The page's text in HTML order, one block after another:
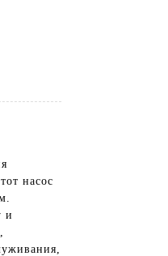
насос
и